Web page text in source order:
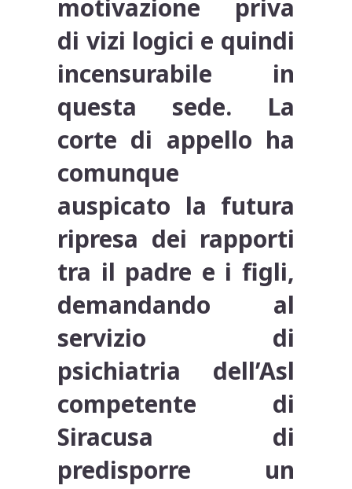
motivazione priva
di vizi logici e quindi
incensurabile in
questa sede. La
corte di appello ha
comunque
auspicato la futura
ripresa dei rapporti
tra il padre e i figli,
demandando al
servizio di
psichiatria dell’Asl
competente di
Siracusa di
predisporre un